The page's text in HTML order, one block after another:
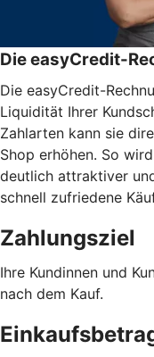
Die easyCredit-
Die easyCredit-
Liquidität Ihrer
Zahlarten kann sie
Shop erhöhen. So
deutlich attraktiver
schnell zufriedene
Zahlungsziel
Ihre Kundinnen und
nach dem Kauf.